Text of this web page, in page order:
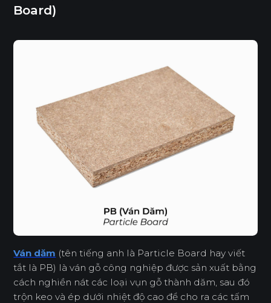
Board)
Ván dăm (tên tiếng anh là Particle Board hay viết
tắt là PB) là ván gỗ công nghiệp được sản xuất bằng
cách nghiền nát các loại vụn gỗ thành dăm, sau đó
trộn keo và ép dưới nhiệt độ cao để cho ra các tấm